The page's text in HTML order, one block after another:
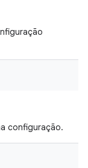
configuração.